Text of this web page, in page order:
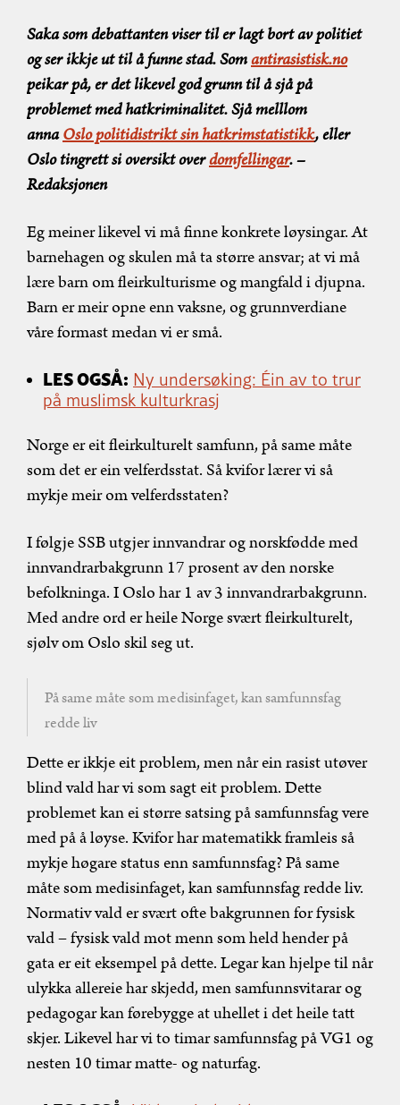
Saka som debattanten viser til er lagt bort av politiet
og ser ikkje ut til å funne stad. Somantirasistisk.no
peikar på, er det likevel god grunn til å sjå på
problemet med hatkriminalitet. Sjå melllom
annaOslo politidistrikt sin hatkrimstatistikk, eller
Oslo tingrett si oversikt overdomfellingar. –
Redaksjonen
Eg meiner likevel vi må finne konkrete løysingar. At
barnehagen og skulen må ta større ansvar; at vi må
lære barn om fleirkulturisme og mangfald i djupna.
Barn er meir opne enn vaksne, og grunnverdiane
våre formast medan vi er små.
LES OGSÅ: Ny undersøking: Éin av to trur
på muslimsk kulturkrasj
Norge er eit fleirkulturelt samfunn, på same måte
som det er ein velferdsstat. Så kvifor lærer vi så
mykje meir om velferdsstaten?
I følgje SSB utgjer innvandrar og norskfødde med
innvandrarbakgrunn 17 prosent av den norske
befolkninga. I Oslo har 1 av 3 innvandrarbakgrunn.
Med andre ord er heile Norge svært fleirkulturelt,
sjølv om Oslo skil seg ut.
På same måte som medisinfaget, kan samfunnsfag
redde liv
Dette er ikkje eit problem, men når ein rasist utøver
blind vald har vi som sagt eit problem. Dette
problemet kan ei større satsing på samfunnsfag vere
med på å løyse. Kvifor har matematikk framleis så
mykje høgare status enn samfunnsfag? På same
måte som medisinfaget, kan samfunnsfag redde liv.
Normativ vald er svært ofte bakgrunnen for fysisk
vald – fysisk vald mot menn som held hender på
gata er eit eksempel på dette. Legar kan hjelpe til når
ulykka allereie har skjedd, men samfunnsvitarar og
pedagogar kan førebygge at uhellet i det heile tatt
skjer. Likevel har vi to timar samfunnsfag på VG1 og
nesten 10 timar matte- og naturfag.